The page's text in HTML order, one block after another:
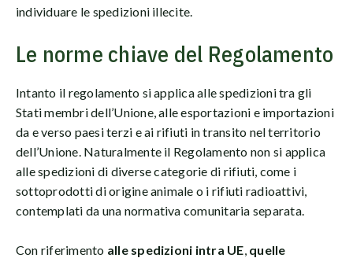
individuare le spedizioni illecite.
Le norme chiave del Regolamento
Intanto il regolamento si applica alle spedizioni tra gli
Stati membri dell’Unione, alle esportazioni e importazioni
da e verso paesi terzi e ai rifiuti in transito nel territorio
dell’Unione. Naturalmente il Regolamento non si applica
alle spedizioni di diverse categorie di rifiuti, come i
sottoprodotti di origine animale o i rifiuti radioattivi,
contemplati da una normativa comunitaria separata.
Con riferimento alle spedizioni intra UE, quelle